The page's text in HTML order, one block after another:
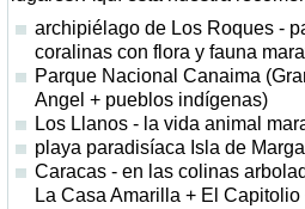
archipiélago de Los Roques -
coralinas con flora y fauna
Parque Nacional Canaima
Angel + pueblos indígenas)
Los Llanos - la vida animal
playa paradisíaca Isla de
Caracas - en las colinas
La Casa Amarilla + El